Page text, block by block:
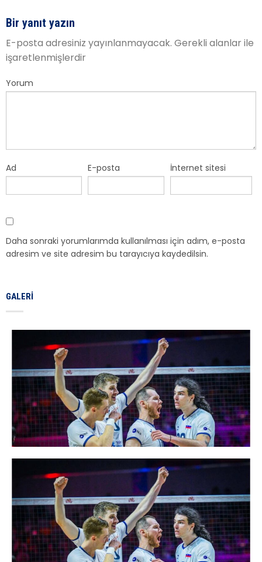
Bir yanıt yazın
E-posta adresiniz yayınlanmayacak. Gerekli alanlar ile
işaretlenmişlerdir
Yorum
Ad E-posta İnternet sitesi
Daha sonraki yorumlarımda kullanılması için adım, e-posta
adresim ve site adresim bu tarayıcıya kaydedilsin.
GALERI